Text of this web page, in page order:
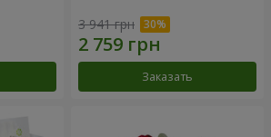
3 941 грн
Заказать